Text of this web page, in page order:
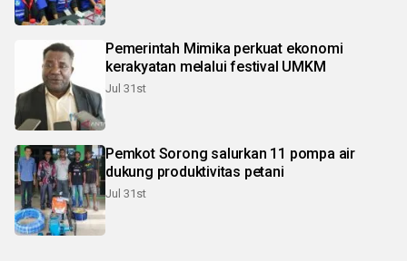
Pemerintah Mimika perkuat ekonomi
kerakyatan melalui festival UMKM
Jul 31st
Pemkot Sorong salurkan 11 pompa air
dukung produktivitas petani
Jul 31st